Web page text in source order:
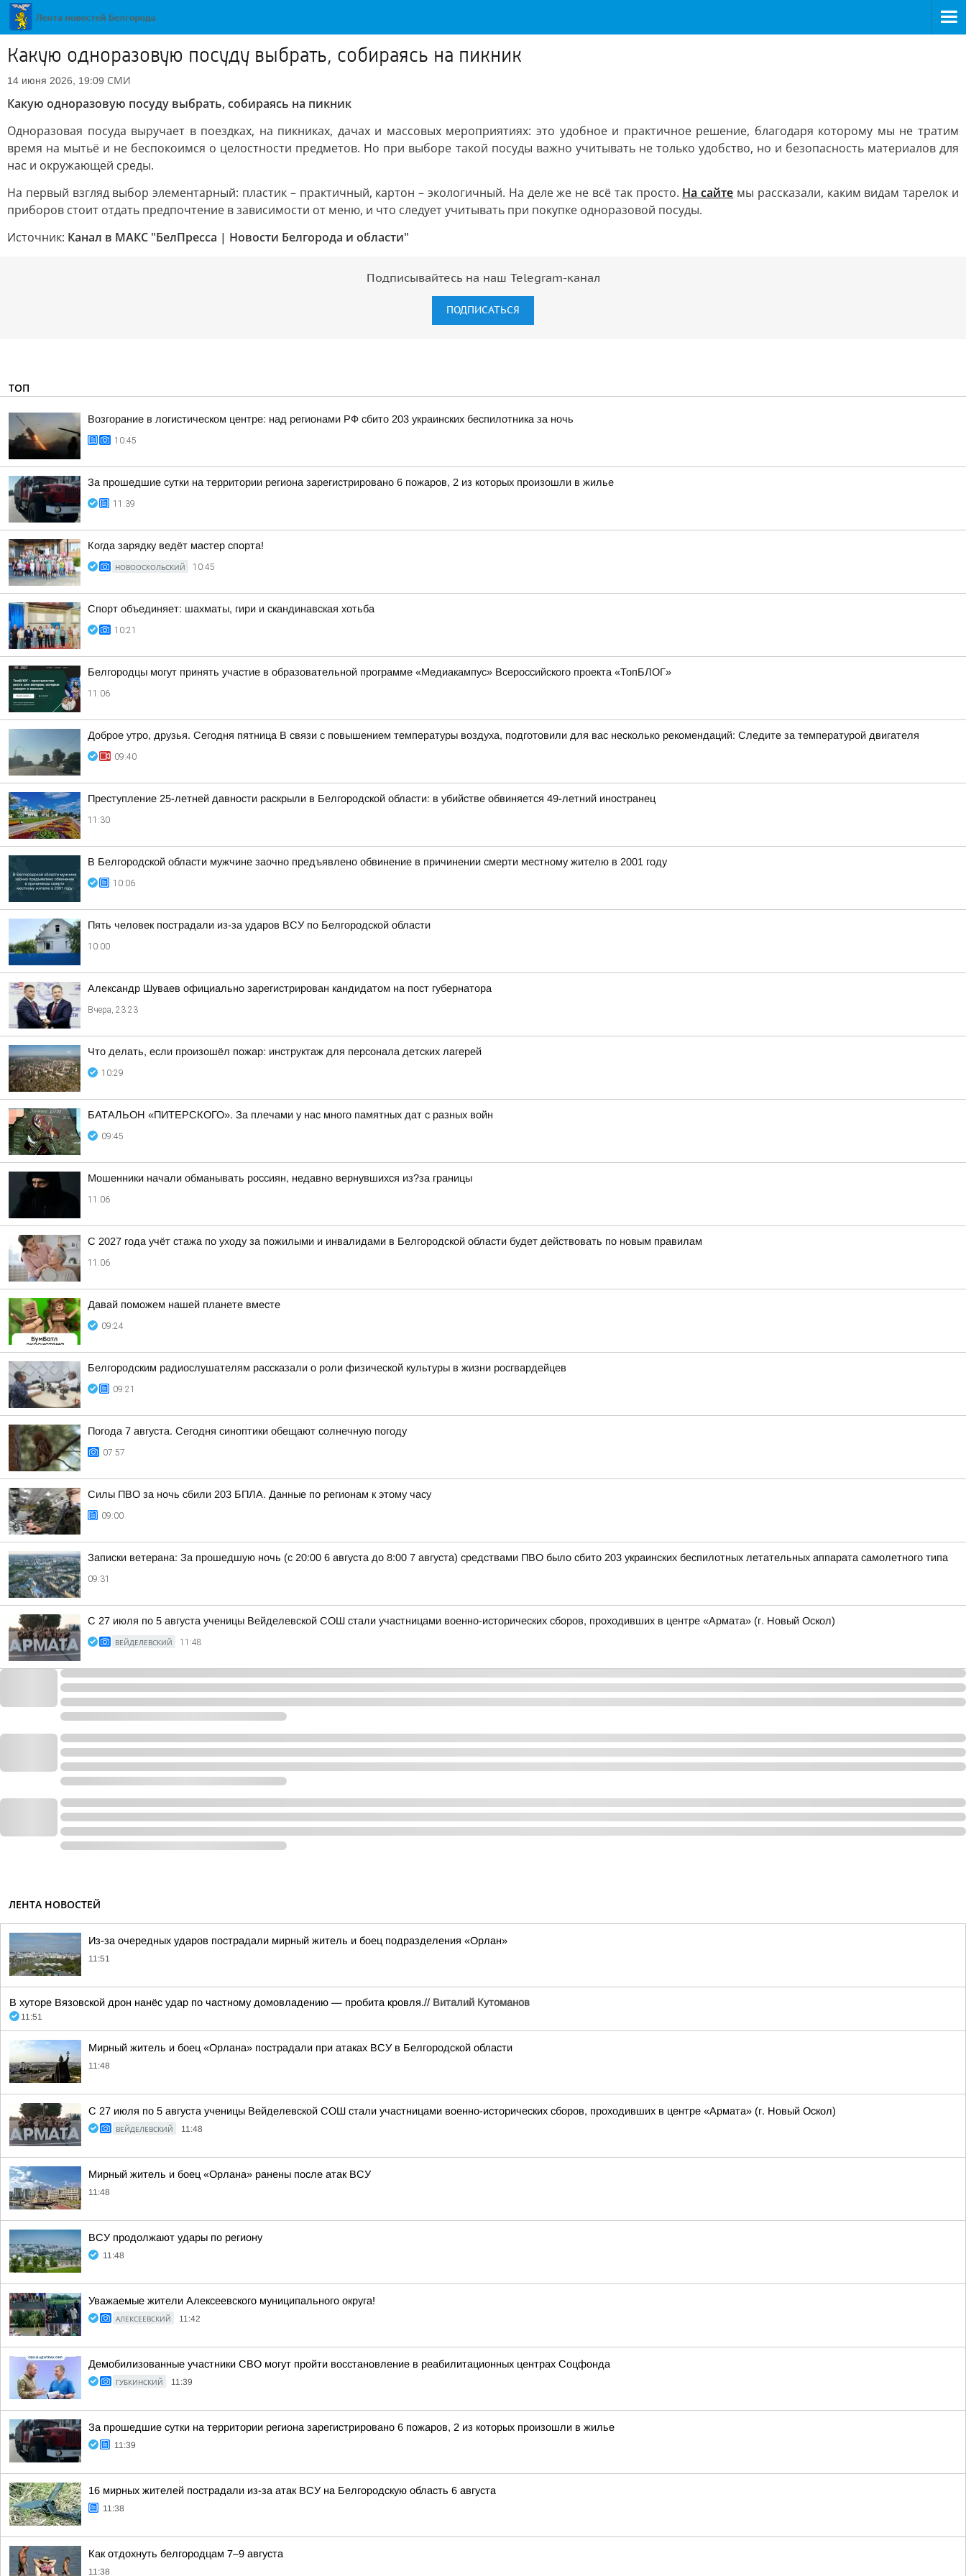
Какую одноразовую посуду выбрать, собираясь на пикник
14 июня 2026, 19:09 СМИ
Какую одноразовую посуду выбрать, собираясь на пикник
Одноразовая посуда выручает в поездках, на пикниках, дачах и массовых мероприятиях: это удобное и практичное решение, благодаря которому мы не тратим
время на мытьё и не беспокоимся о целостности предметов. Но при выборе такой посуды важно учитывать не только удобство, но и безопасность материалов для
нас и окружающей среды.
На первый взгляд выбор элементарный: пластик – практичный, картон – экологичный. На деле же не всё так просто. На сайте мы рассказали, каким видам тарелок и
приборов стоит отдать предпочтение в зависимости от меню, и что следует учитывать при покупке одноразовой посуды.
Источник: Канал в МАКС "БелПресса | Новости Белгорода и области"
Подписывайтесь на наш Telegram-канал
ПОДПИСАТЬСЯ
ТОП
Возгорание в логистическом центре: над регионами РФ сбито 203 украинских беспилотника за ночь
10:45
За прошедшие сутки на территории региона зарегистрировано 6 пожаров, 2 из которых произошли в жилье
11:39
Когда зарядку ведёт мастер спорта!
НОВООСКОЛЬСКИЙ 10:45
Спорт объединяет: шахматы, гири и скандинавская хотьба
10:21
Белгородцы могут принять участие в образовательной программе «Медиакампус» Всероссийского проекта «ТопБЛОГ»
11:06
Доброе утро, друзья. Сегодня пятница В связи с повышением температуры воздуха, подготовили для вас несколько рекомендаций: Следите за температурой двигателя
09:40
Преступление 25-летней давности раскрыли в Белгородской области: в убийстве обвиняется 49-летний иностранец
11:30
В Белгородской области мужчине заочно предъявлено обвинение в причинении смерти местному жителю в 2001 году
10:06
Пять человек пострадали из-за ударов ВСУ по Белгородской области
10:00
Александр Шуваев официально зарегистрирован кандидатом на пост губернатора
Вчера, 23:23
Что делать, если произошёл пожар: инструктаж для персонала детских лагерей
10:29
БАТАЛЬОН «ПИТЕРСКОГО». За плечами у нас много памятных дат с разных войн
09:45
Мошенники начали обманывать россиян, недавно вернувшихся из?за границы
11:06
С 2027 года учёт стажа по уходу за пожилыми и инвалидами в Белгородской области будет действовать по новым правилам
11:06
Давай поможем нашей планете вместе
09:24
Белгородским радиослушателям рассказали о роли физической культуры в жизни росгвардейцев
09:21
Погода 7 августа. Сегодня синоптики обещают солнечную погоду
07:57
Силы ПВО за ночь сбили 203 БПЛА. Данные по регионам к этому часу
09:00
Записки ветерана: За прошедшую ночь (с 20:00 6 августа до 8:00 7 августа) средствами ПВО было сбито 203 украинских беспилотных летательных аппарата самолетного типа
09:31
С 27 июля по 5 августа ученицы Вейделевской СОШ стали участницами военно-исторических сборов, проходивших в центре «Армата» (г. Новый Оскол)
ВЕЙДЕЛЕВСКИЙ 11:48
ЛЕНТА НОВОСТЕЙ
Из-за очередных ударов пострадали мирный житель и боец подразделения «Орлан»
11:51
В хуторе Вязовской дрон нанёс удар по частному домовладению — пробита кровля.// Виталий Кутоманов
11:51
Мирный житель и боец «Орлана» пострадали при атаках ВСУ в Белгородской области
11:48
С 27 июля по 5 августа ученицы Вейделевской СОШ стали участницами военно-исторических сборов, проходивших в центре «Армата» (г. Новый Оскол)
ВЕЙДЕЛЕВСКИЙ 11:48
Мирный житель и боец «Орлана» ранены после атак ВСУ
11:48
ВСУ продолжают удары по региону
11:48
Уважаемые жители Алексеевского муниципального округа!
АЛЕКСЕЕВСКИЙ 11:42
Демобилизованные участники СВО могут пройти восстановление в реабилитационных центрах Соцфонда
ГУБКИНСКИЙ 11:39
За прошедшие сутки на территории региона зарегистрировано 6 пожаров, 2 из которых произошли в жилье
11:39
16 мирных жителей пострадали из-за атак ВСУ на Белгородскую область 6 августа
11:38
Как отдохнуть белгородцам 7–9 августа
11:38